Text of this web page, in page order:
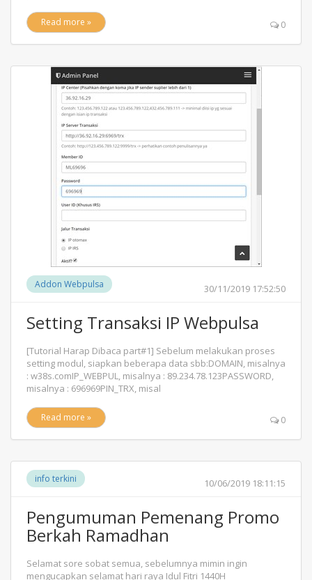
Read more » 0
Addon Webpulsa 30/11/2019 17:52:50
Setting Transaksi IP Webpulsa
[Tutorial Harap Dibaca part#1] Sebelum melakukan proses
setting modul, siapkan beberapa data sbb:DOMAIN, misalnya
: w38s.comIP_WEBPUL, misalnya : 89.234.78.123PASSWORD,
misalnya : 696969PIN_TRX, misal
Read more » 0
info terkini 10/06/2019 18:11:15
Pengumuman Pemenang Promo
Berkah Ramadhan
Selamat sore sobat semua, sebelumnya mimin ingin
mengucapkan selamat hari raya Idul Fitri 1440H